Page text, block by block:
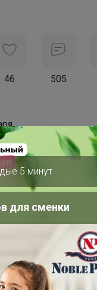
46 505
г.
5 минут
для сменки